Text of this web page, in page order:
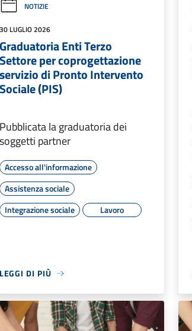
NOTIZIE
LUGLIO 2026
Enti Terzo
per coprogettazione
di Pronto Intervento
(PIS)
la graduatoria dei
partner
Accesso all'informazione
Assistenza sociale
Integrazione sociale
Lavoro
DI PIÙ